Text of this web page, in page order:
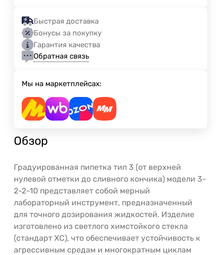
Быстрая доставка
Бонусы за покупку
Гарантия качества
Обратная связь
Мы на маркетплейсах:
Обзор
Градуированная пипетка тип 3 (от верхней
нулевой отметки до сливного кончика) модели 3-
2-2-10 представляет собой мерный
лабораторный инструмент, предназначенный
для точного дозирования жидкостей. Изделие
изготовлено из светлого химстойкого стекла
(стандарт ХС), что обеспечивает устойчивость к
агрессивным средам и многократным циклам